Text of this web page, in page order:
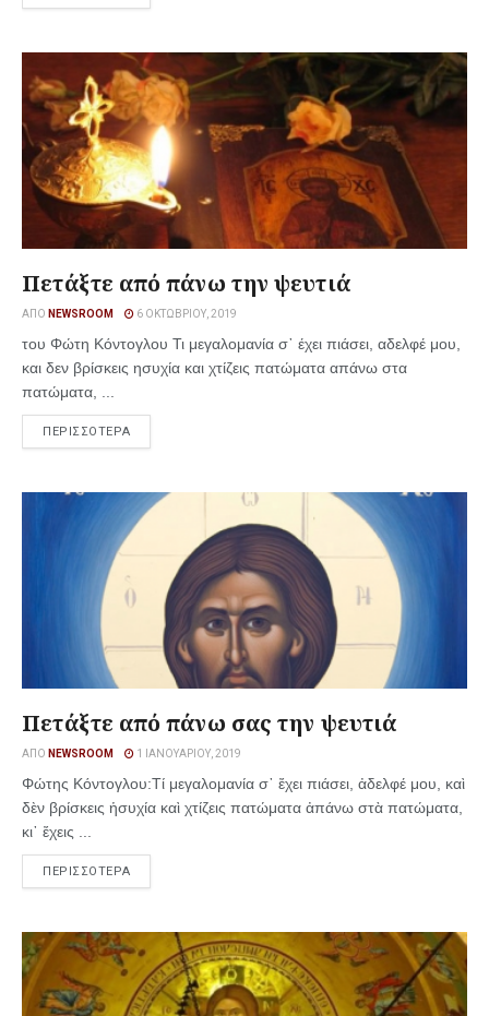
Πετάξτε από πάνω την ψευτιά
ΑΠΌ NEWSROOM 6 ΟΚΤΩΒΡΊΟΥ, 2019
του Φώτη Κόντογλου Τι μεγαλομανία σ᾿ έχει πιάσει, αδελφέ μου,
και δεν βρίσκεις ησυχία και χτίζεις πατώματα απάνω στα
πατώματα, ...
ΠΕΡΙΣΣΟΤΕΡΑ
Πετάξτε από πάνω σας την ψευτιά
ΑΠΌ NEWSROOM 1 ΙΑΝΟΥΑΡΊΟΥ, 2019
Φώτης Κόντογλου:Τί μεγαλομανία σ᾿ ἔχει πιάσει, ἀδελφέ μου, καὶ
δὲν βρίσκεις ἡσυχία καὶ χτίζεις πατώματα ἀπάνω στὰ πατώματα,
κι᾿ ἔχεις ...
ΠΕΡΙΣΣΟΤΕΡΑ